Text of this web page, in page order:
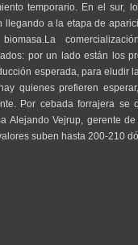
temporario. En el sur,
llegando a la etapa de
por un lado están los
esperada, para eludir
quienes prefieren
Por cebada forrajera
Alejando Vejrup, gerente
suben hasta 200-210